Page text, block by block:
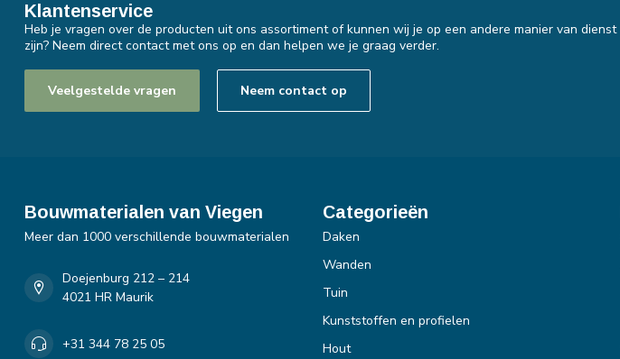
Klantenservice
Heb je vragen over de producten uit ons assortiment of kunnen wij je op een andere manier van dienst
zijn? Neem direct contact met ons op en dan helpen we je graag verder.
Veelgestelde vragen Neem contact op
Bouwmaterialen van Viegen
Meer dan 1000 verschillende bouwmaterialen
Doejenburg 212 – 214
4021 HR Maurik
+31 344 78 25 05
Categorieën
Daken
Wanden
Tuin
Kunststoffen en profielen
Hout